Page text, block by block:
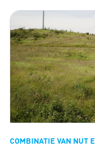
COMBINATIE VAN NUT